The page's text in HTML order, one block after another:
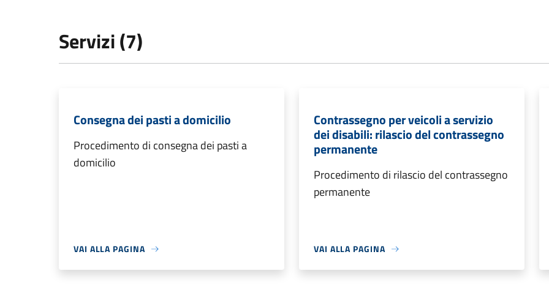
Servizi (7)
Consegna dei pasti a domicilio
Procedimento di consegna dei pasti a
domicilio
VAI ALLA PAGINA
Contrassegno per veicoli a servizio
dei disabili: rilascio del contrassegno
permanente
Procedimento di rilascio del contrassegno
permanente
VAI ALLA PAGINA